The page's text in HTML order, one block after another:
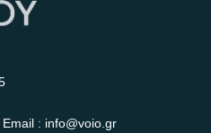
Email : info@voio.gr